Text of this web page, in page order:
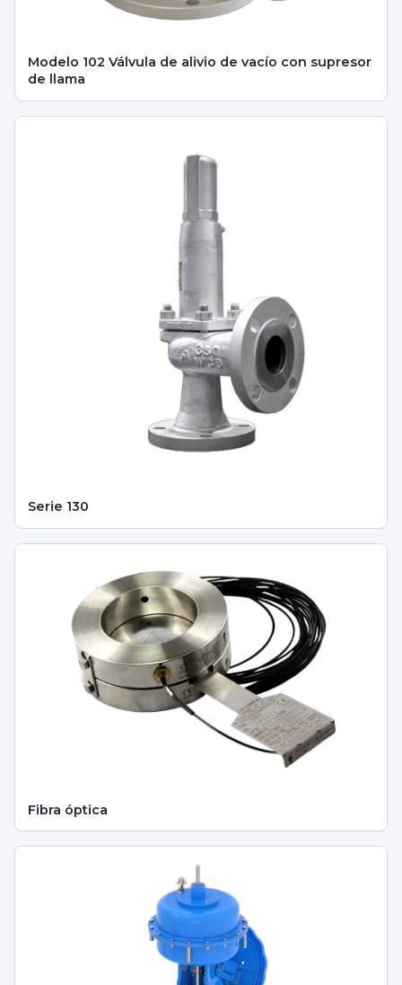
Modelo 102 Válvula de alivio de vacío con supresor
de llama
Serie 130
Fibra óptica